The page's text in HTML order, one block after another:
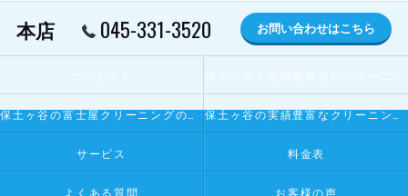
本店 045-331-3520 お問い合わせはこちら
保土ヶ谷の富士屋クリーニングの寄せられるお客様の声 保土ヶ谷の実績豊富なクリーニング屋
サービス 料金表
よくある質問 お客様の声